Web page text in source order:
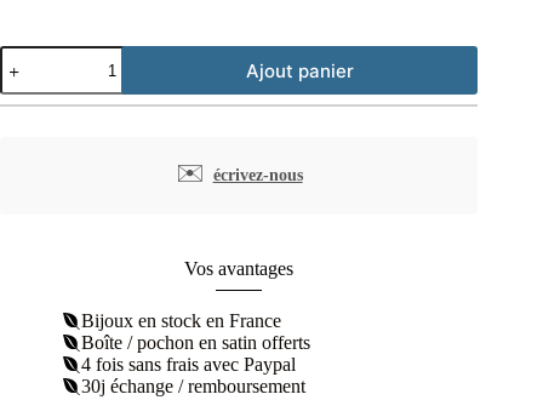
quantité
de
Chaîne
Ajout panier
✉️ écrivez-nous
Vos avantages
Bijoux en stock en France
Boîte / pochon en satin offerts
4 fois sans frais avec Paypal
30j échange / remboursement